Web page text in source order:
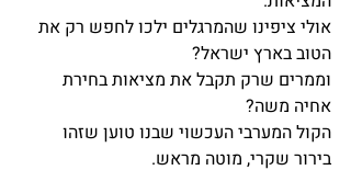
אולי ציפינו שהמרגלים ילכו לחפש רק את
הטוב בארץ ישראל?
וממרים שרק תקבל את מציאות בחירת
אחיה משה?
הקול המערבי העכשוי שבנו טוען שזהו
בירור שקרי, מוטה מראש.